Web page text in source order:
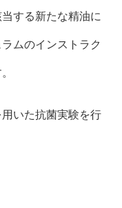
する新たな精油に
ムのインストラク
いた抗菌実験を行